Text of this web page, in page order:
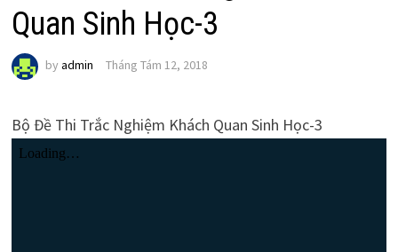
Quan Sinh Học-3
by admin Tháng Tám 12, 2018
Bộ Đề Thi Trắc Nghiệm Khách Quan Sinh Học-3